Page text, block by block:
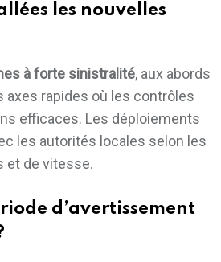
les nouvelles
à forte sinistralité, aux abords
axes rapides où les contrôles
efficaces. Les déploiements
les autorités locales selon les
et de vitesse.
d’avertissement